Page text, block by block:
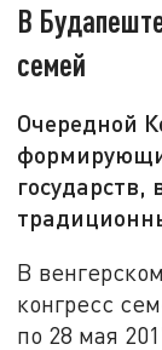
В
семей
Очередной
В
конгресс
по 28 мая